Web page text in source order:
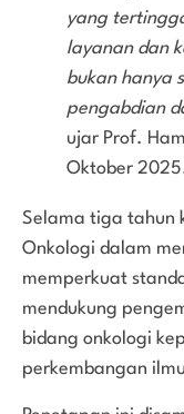
yang
layanan dan
bukan hanya
pengabdian
ujar Prof.
Oktober
Selama tiga tahun
Onkologi dalam
memperkuat
mendukung
bidang onkologi
perkembangan